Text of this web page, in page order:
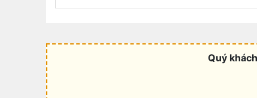
Quý